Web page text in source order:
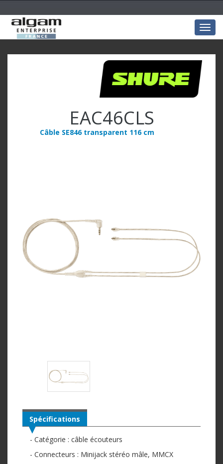
EAC46CLS
Câble SE846 transparent 116 cm
Spécifications
- Catégorie : câble écouteurs
- Connecteurs : Minijack stéréo mâle, MMCX